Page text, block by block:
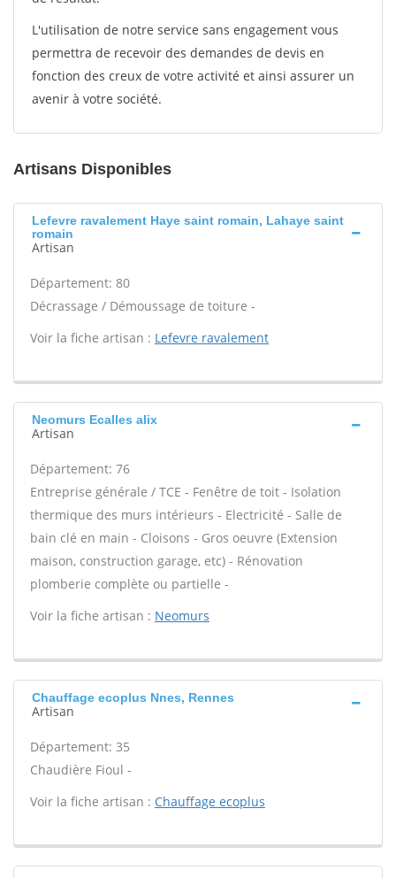
L'utilisation de notre service sans engagement vous
permettra de recevoir des demandes de devis en
fonction des creux de votre activité et ainsi assurer un
avenir à votre société.
Artisans Disponibles
Lefevre ravalement Haye saint romain, Lahaye saint
romain
Artisan
Département: 80
Décrassage / Démoussage de toiture -
Voir la fiche artisan : Lefevre ravalement
Neomurs Ecalles alix
Artisan
Département: 76
Entreprise générale / TCE - Fenêtre de toit - Isolation
thermique des murs intérieurs - Electricité - Salle de
bain clé en main - Cloisons - Gros oeuvre (Extension
maison, construction garage, etc) - Rénovation
plomberie complète ou partielle -
Voir la fiche artisan : Neomurs
Chauffage ecoplus Nnes, Rennes
Artisan
Département: 35
Chaudière Fioul -
Voir la fiche artisan : Chauffage ecoplus